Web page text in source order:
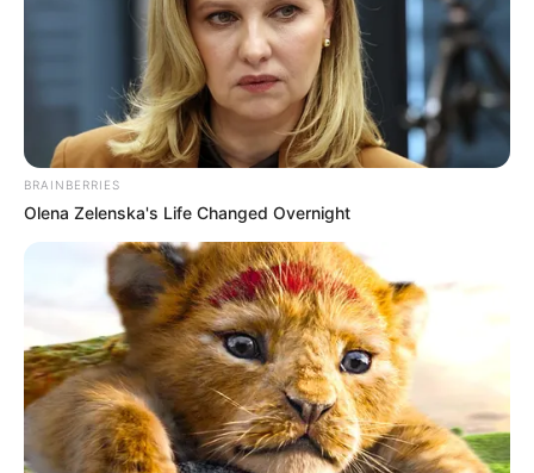
BRAINBERRIES
Olena Zelenska's Life Changed Overnight